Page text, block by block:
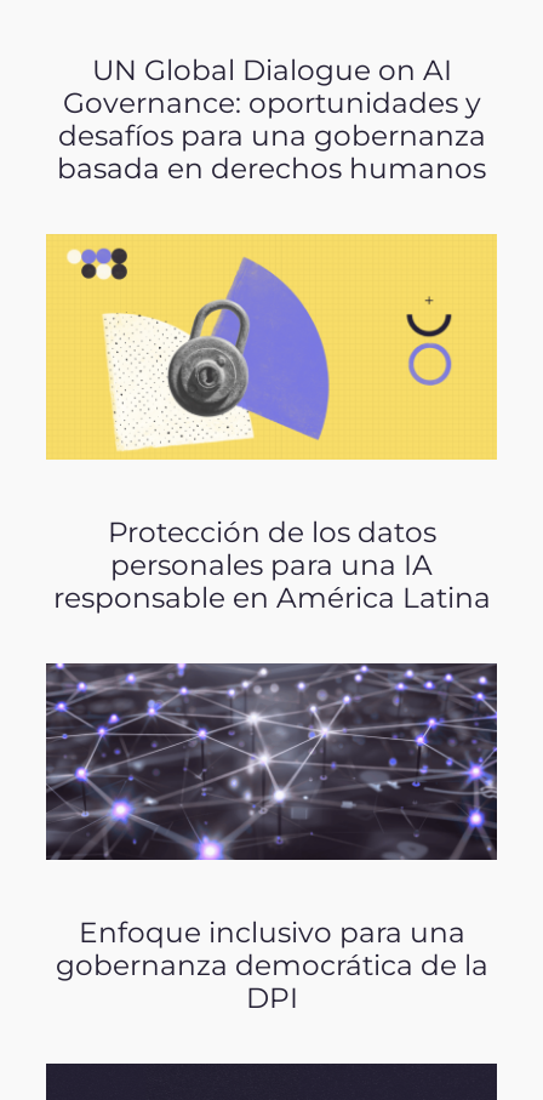
UN Global Dialogue on AI
Governance: oportunidades y
desafíos para una gobernanza
basada en derechos humanos
Protección de los datos
personales para una IA
responsable en América Latina
Enfoque inclusivo para una
gobernanza democrática de la
DPI